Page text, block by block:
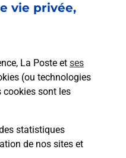
vie privée,
La Poste et ses
(ou technologies
sont les
statistiques
de nos sites et
reconditionné
pas cher proche
offre de